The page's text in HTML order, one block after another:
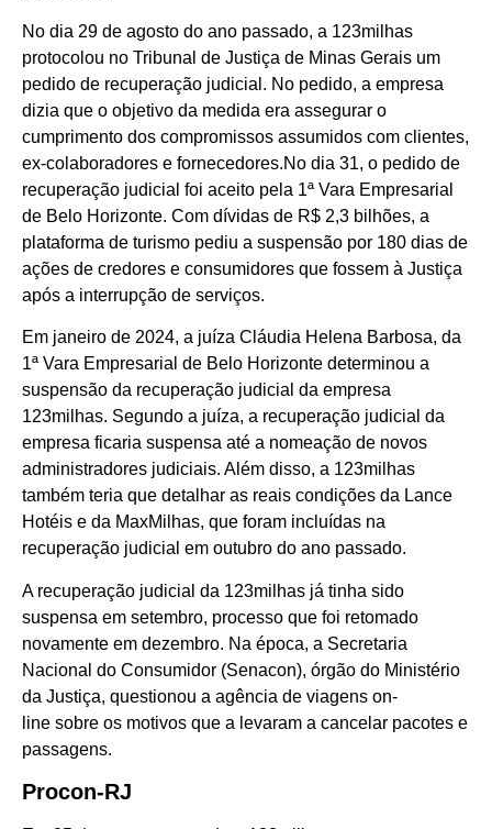
No dia 29 de agosto do ano passado, a 123milhas
protocolou no Tribunal de Justiça de Minas Gerais um
pedido de recuperação judicial. No pedido, a empresa
dizia que o objetivo da medida era assegurar o
cumprimento dos compromissos assumidos com clientes,
ex-colaboradores e fornecedores.No dia 31, o pedido de
recuperação judicial foi aceito pela 1ª Vara Empresarial
de Belo Horizonte. Com dívidas de R$ 2,3 bilhões, a
plataforma de turismo pediu a suspensão por 180 dias de
ações de credores e consumidores que fossem à Justiça
após a interrupção de serviços.
Em janeiro de 2024, a juíza Cláudia Helena Barbosa, da
1ª Vara Empresarial de Belo Horizonte determinou a
suspensão da recuperação judicial da empresa
123milhas. Segundo a juíza, a recuperação judicial da
empresa ficaria suspensa até a nomeação de novos
administradores judiciais. Além disso, a 123milhas
também teria que detalhar as reais condições da Lance
Hotéis e da MaxMilhas, que foram incluídas na
recuperação judicial em outubro do ano passado.
A recuperação judicial da 123milhas já tinha sido
suspensa em setembro, processo que foi retomado
novamente em dezembro. Na época, a Secretaria
Nacional do Consumidor (Senacon), órgão do Ministério
da Justiça, questionou a agência de viagens on-
line sobre os motivos que a levaram a cancelar pacotes e
passagens.
Procon-RJ